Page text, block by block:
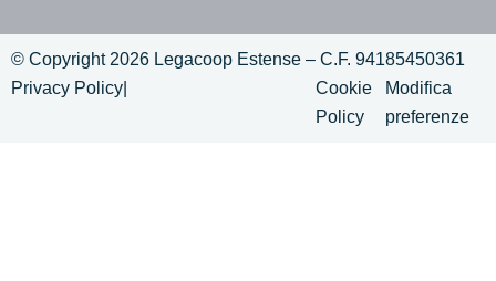
© Copyright 2026 Legacoop Estense – C.F. 94185450361
Privacy Policy
Cookie
Policy
Modifica
preferenze